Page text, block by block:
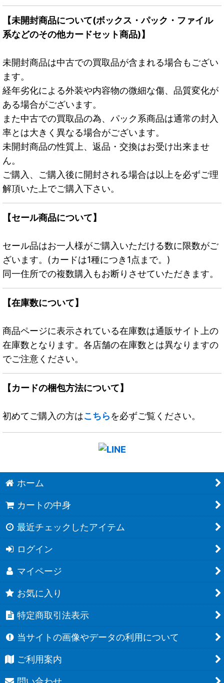
【未開封商品について(ボックス・パック・ファイル
系などのその他カードセット商品)】
未開封商品は中古での買取品が含まれる場合もござい
ます。
経年劣化による外装や内容物の微細な傷、品質変化が
ある場合がございます。
また中古での買取品の為、パック系商品は通常の封入
率とは大きく異なる場合がございます。
未開封商品の性質上、返品・交換はお受け出来ませ
ん。
ご購入、ご購入後に開封される場合は以上を必ずご理
解頂いた上でご購入下さい。
【セール商品について】
セール品はお一人様がご購入いただける数に限数がご
ざいます。(カードは1種につき1点まで。)
同一住所での複数購入もお断りさせていただきます。
【在庫数について】
商品ページに表示されている在庫数は通販サイト上の
在庫数となります。各店舗の在庫数とは異なりますの
でご注意ください。
【カードの梱包方法について】
初めてご購入の方はこちらを必ずご覧ください。
ホーム
カートの中身
最近チェックしたアイテム
ログイン
マイページ
お気に入り
特定商取引法表示
当サイトの画像やデータの利用について
ご利用案内